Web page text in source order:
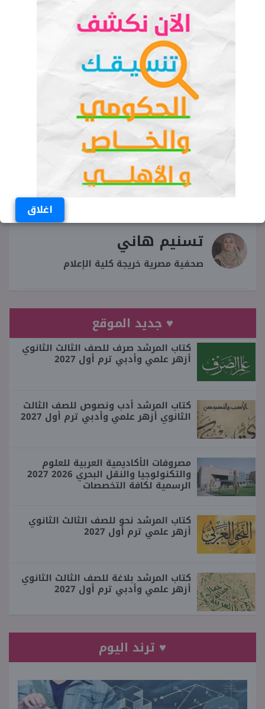
اغلاق
الكلمات المفتاحية
موعد زيادة المرتبات 2025 في مصر رسميًا
زيادة المرتبات 2025
وزارة المالية زيادة الأجور 2025
تسنيم هاني
صحفية مصرية خريجة كلية الإعلام
♥ جديد الموقع
كتاب المرشد صرف للصف الثالث الثانوي
أزهر علمي وأدبي ترم أول 2027
كتاب المرشد أدب ونصوص للصف الثالث
الثانوي أزهر علمي وأدبي ترم أول 2027
مصروفات الأكاديمية العربية للعلوم
والتكنولوجيا والنقل البحري 2026 2027
الرسمية لكافة التخصصات
كتاب المرشد نحو للصف الثالث الثانوي
أزهر علمي ترم أول 2027
كتاب المرشد بلاغة للصف الثالث الثانوي
أزهر علمي وأدبي ترم أول 2027
♥ ترند اليوم